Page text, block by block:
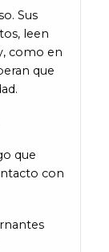
Sus
leen
como en
que
que
con